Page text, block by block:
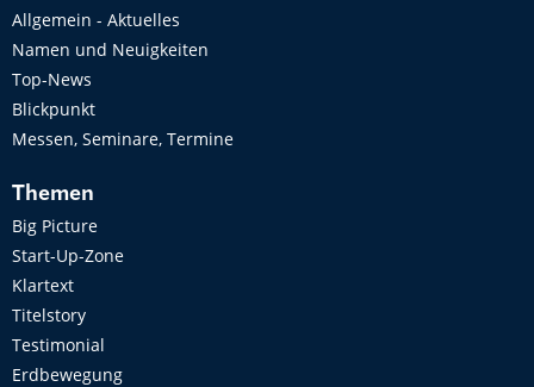
Allgemein - Aktuelles
Namen und Neuigkeiten
Top-News
Blickpunkt
Messen, Seminare, Termine
Themen
Big Picture
Start-Up-Zone
Klartext
Titelstory
Testimonial
Erdbewegung